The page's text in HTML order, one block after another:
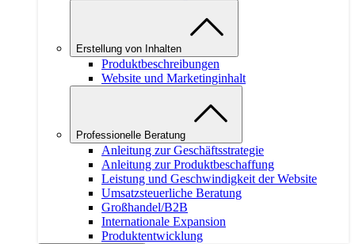
Erstellung von Inhalten
Produktbeschreibungen
Website und Marketinginhalt
Professionelle Beratung
Anleitung zur Geschäftsstrategie
Anleitung zur Produktbeschaffung
Leistung und Geschwindigkeit der Website
Umsatzsteuerliche Beratung
Großhandel/B2B
Internationale Expansion
Produktentwicklung